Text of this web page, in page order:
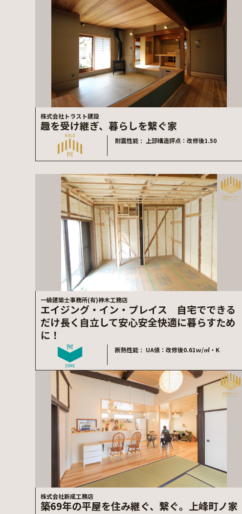
株式会社トラスト建設
趣を受け継ぎ、暮らしを繋ぐ家
耐震性能 上部構造評点：改修後1.50
一級建築士事務所(有)神木工務店
エイジング・イン・プレイス 自宅でできる
だけ長く自立して安心安全快適に暮らすため
に！
断熱性能 UA値：改修後0.61ｗ/㎡・K
株式会社新成工務店
築69年の平屋を住み継ぐ、繋ぐ。上峰町ノ家